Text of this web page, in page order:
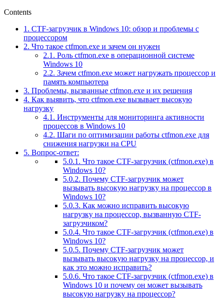
Contents
1. CTF-загрузчик в Windows 10: обзор и проблемы с
процессором
2. Что такое ctfmon.exe и зачем он нужен
2.1. Роль ctfmon.exe в операционной системе
Windows 10
2.2. Зачем ctfmon.exe может нагружать процессор и
память компьютера
3. Проблемы, вызванные ctfmon.exe и их решения
4. Как выявить, что ctfmon.exe вызывает высокую
нагрузку
4.1. Инструменты для мониторинга активности
процессов в Windows 10
4.2. Шаги по оптимизации работы ctfmon.exe для
снижения нагрузки на CPU
5. Вопрос-ответ:
5.0.1. Что такое CTF-загрузчик (ctfmon.exe) в
Windows 10?
5.0.2. Почему CTF-загрузчик может
вызывать высокую нагрузку на процессор в
Windows 10?
5.0.3. Как можно исправить высокую
нагрузку на процессор, вызванную CTF-
загрузчиком?
5.0.4. Что такое CTF-загрузчик (ctfmon.exe) в
Windows 10?
5.0.5. Почему CTF-загрузчик может
вызывать высокую нагрузку на процессор, и
как это можно исправить?
5.0.6. Что такое CTF-загрузчик (ctfmon.exe) в
Windows 10 и почему он может вызывать
высокую нагрузку на процессор?